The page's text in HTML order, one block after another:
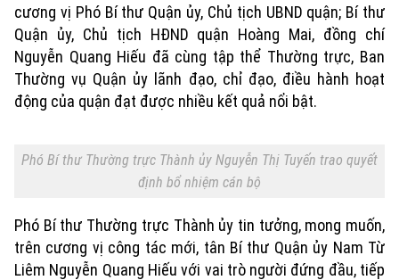
cương vị Phó Bí thư Quận ủy, Chủ tịch UBND quận; Bí thư
Quận ủy, Chủ tịch HĐND quận Hoàng Mai, đồng chí
Nguyễn Quang Hiếu đã cùng tập thể Thường trực, Ban
Thường vụ Quận ủy lãnh đạo, chỉ đạo, điều hành hoạt
động của quận đạt được nhiều kết quả nổi bật.
Phó Bí thư Thường trực Thành ủy Nguyễn Thị Tuyến trao quyết
định bổ nhiệm cán bộ
Phó Bí thư Thường trực Thành ủy tin tưởng, mong muốn,
trên cương vị công tác mới, tân Bí thư Quận ủy Nam Từ
Liêm Nguyễn Quang Hiếu với vai trò người đứng đầu, tiếp